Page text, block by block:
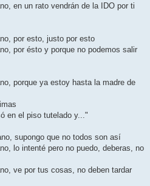
en un rato vendrán de la IDO por ti
por esto, justo por esto
por ésto y porque no podemos salir
porque ya estoy hasta la madre de
en el piso tutelado y..."
supongo que no todos son así
lo intenté pero no puedo, deberas, no
ve por tus cosas, no deben tardar